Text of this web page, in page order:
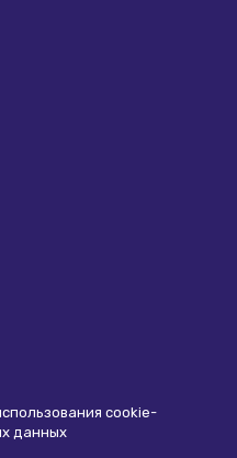
сookie-
данных